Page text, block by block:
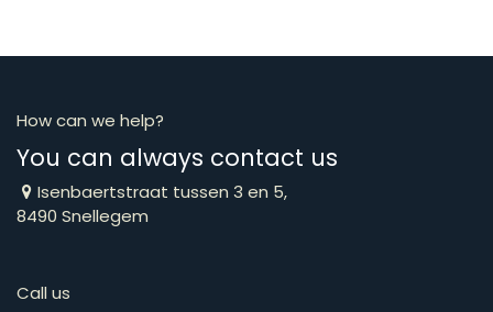
How can we help?
You can always contact us
Isenbaertstraat tussen 3 en 5,
8490 Snellegem
Call us